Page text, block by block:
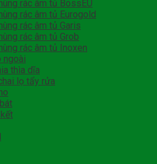
rác âm tủ BossEU
rác âm tủ Eurogold
rác âm tủ Garis
rác âm tủ Grob
rác âm tủ Inoxen
ngoài
thìa dĩa
lọ tẩy rửa